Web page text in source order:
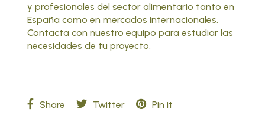
y profesionales del sector alimentario tanto en
España como en mercados internacionales.
Contacta con nuestro equipo para estudiar las
necesidades de tu proyecto.
Share Twitter Pin it